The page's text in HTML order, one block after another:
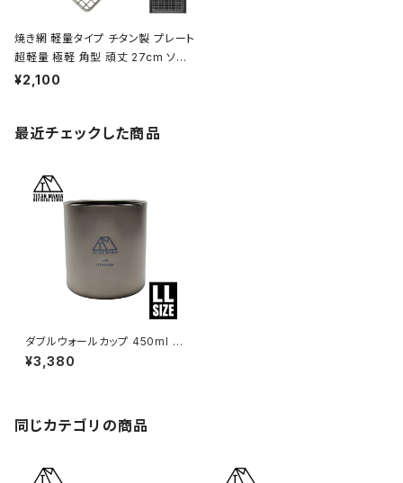
焼き網 軽量タイプ チタン製 プレート
超軽量 極軽 角型 頑丈 27cm ソロ
キャンプ BBQ バーベキュー アウト
¥2,100
最近チェックした商品
ダブルウォールカップ 450ml L
Lサイズ チタン製 二重構造 超
軽量 頑丈 スタッキングマグ カッ
¥3,380
同じカテゴリの商品